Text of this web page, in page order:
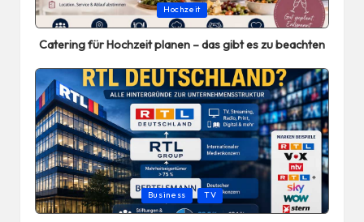
Posted
in
Hochzeit
Catering für Hochzeit planen – das gibt es zu beachten
Posted
in
Business TV